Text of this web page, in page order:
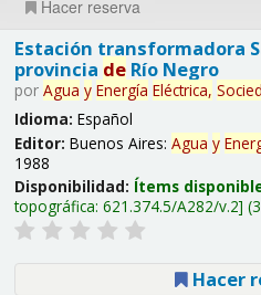
Hacer reserva
Estación transformadora
provincia deRío Negro
por Agua y Energía Eléctrica,
Idioma: Español
Editor: Buenos Aires: Agua y
1988
Disponibilidad: Ítems
topográfica: 621.374.5/A282/v.2
Hacer